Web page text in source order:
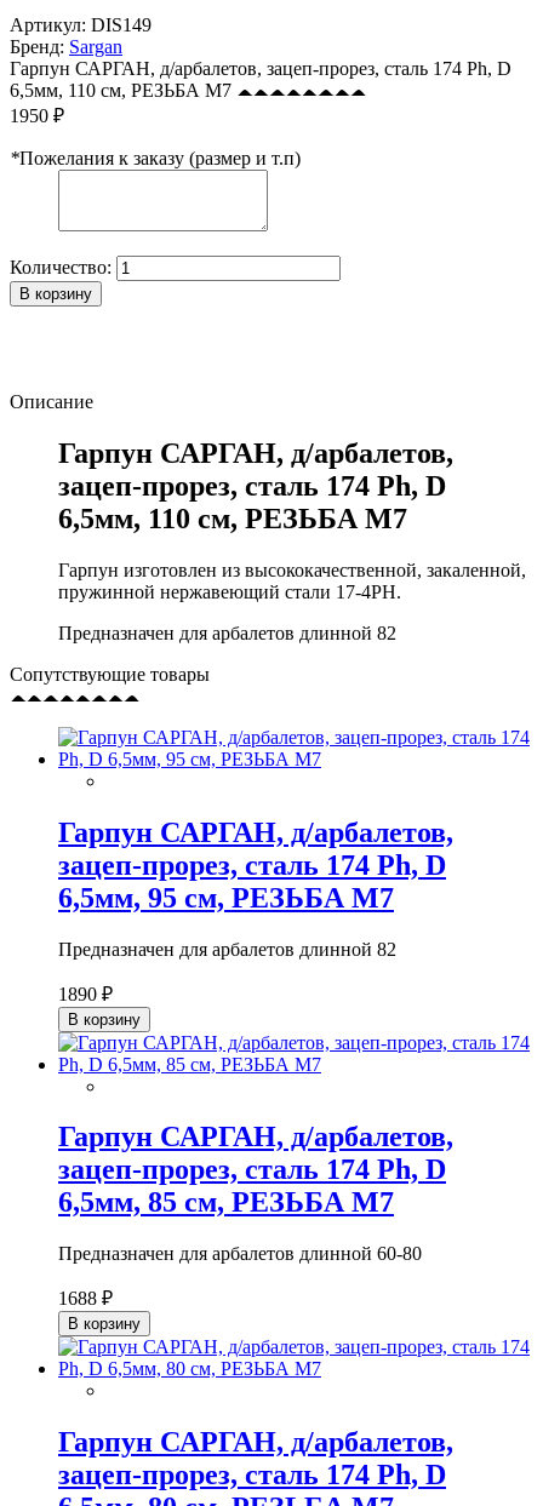
Артикул: DIS149
Бренд: Sargan
Гарпун САРГАН, д/арбалетов, зацеп-прорез, сталь 174 Ph, D
6,5мм, 110 см, РЕЗЬБА М7
1950 ₽
*Пожелания к заказу (размер и т.п)
Количество:
В корзину
Описание
Гарпун САРГАН, д/арбалетов,
зацеп-прорез, сталь 174 Ph, D
6,5мм, 110 см, РЕЗЬБА М7
Гарпун изготовлен из высококачественной, закаленной,
пружинной нержавеющий стали 17-4PH.
Предназначен для арбалетов длинной 82
Сопутствующие товары
Гарпун САРГАН, д/арбалетов,
зацеп-прорез, сталь 174 Ph, D
6,5мм, 95 см, РЕЗЬБА М7
Предназначен для арбалетов длинной 82
1890 ₽
В корзину
Гарпун САРГАН, д/арбалетов,
зацеп-прорез, сталь 174 Ph, D
6,5мм, 85 см, РЕЗЬБА М7
Предназначен для арбалетов длинной 60-80
1688 ₽
В корзину
Гарпун САРГАН, д/арбалетов,
зацеп-прорез, сталь 174 Ph, D